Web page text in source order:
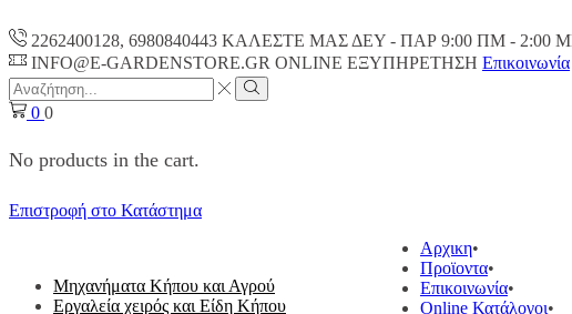
2262400128, 6980840443 ΚΑΛΕΣΤΕ ΜΑΣ ΔΕΥ - ΠΑΡ 9:00 ΠM - 2:00
INFO@E-GARDENSTORE.GR ONLINE ΕΞΥΠΗΡΕΤΗΣH Επικοινωνία
Search
input
Search
0 0
No products in the cart.
Επιστροφή στο Κατάστημα
Μηχανήματα Κήπου και Αγρού
Εργαλεία χειρός και Είδη Κήπου
Αρχικη
Προϊοντα
Επικοινωνία
Online Κατάλογοι